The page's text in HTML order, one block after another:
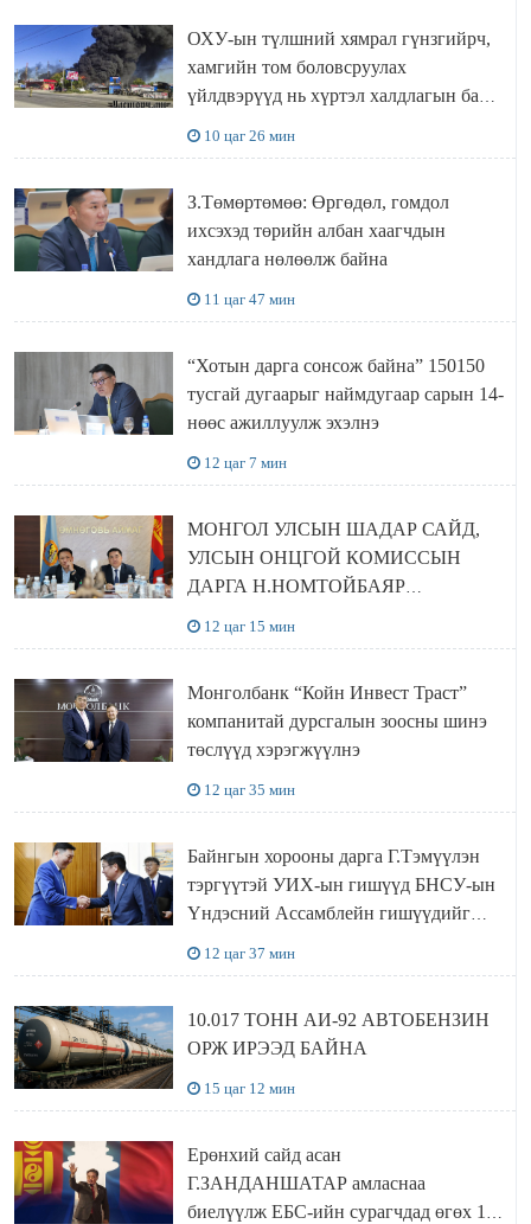
ОХУ-ын түлшний хямрал гүнзгийрч,
хамгийн том боловсруулах
үйлдвэрүүд нь хүртэл халдлагын бай
10 цаг 26 мин
З.Төмөртөмөө: Өргөдөл, гомдол
ихсэхэд төрийн албан хаагчдын
хандлага нөлөөлж байна
11 цаг 47 мин
“Хотын дарга сонсож байна” 150150
тусгай дугаарыг наймдугаар сарын 14-
нөөс ажиллуулж эхэлнэ
12 цаг 7 мин
МОНГОЛ УЛСЫН ШАДАР САЙД,
УЛСЫН ОНЦГОЙ КОМИССЫН
ДАРГА Н.НОМТОЙБАЯР
12 цаг 15 мин
Монголбанк “Койн Инвест Траст”
компанитай дурсгалын зоосны шинэ
төслүүд хэрэгжүүлнэ
12 цаг 35 мин
Байнгын хорооны дарга Г.Тэмүүлэн
тэргүүтэй УИХ-ын гишүүд БНСУ-ын
Үндэсний Ассамблейн гишүүдийг
12 цаг 37 мин
10.017 ТОНН АИ-92 АВТОБЕНЗИН
ОРЖ ИРЭЭД БАЙНА
15 цаг 12 мин
Ерөнхий сайд асан
Г.ЗАНДАНШАТАР амласнаа
биелүүлж ЕБС-ийн сурагчдад өгөх 10.